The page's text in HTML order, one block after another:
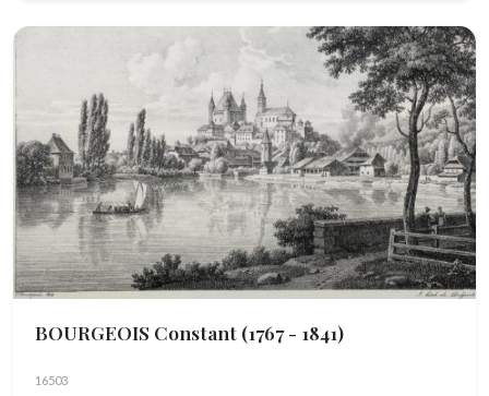
BOURGEOIS Constant (1767 - 1841)
16503